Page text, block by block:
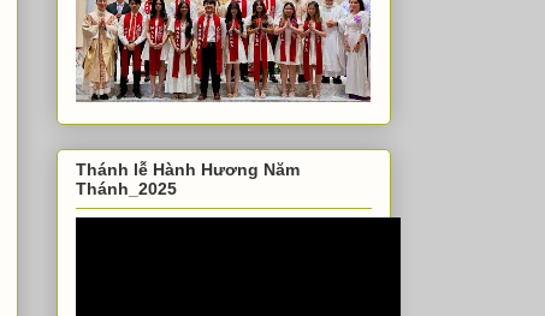
Thánh lễ Hành Hương Năm
Thánh_2025